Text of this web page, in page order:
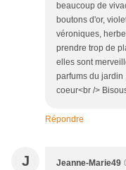
beaucoup de
boutons d'or,
véroniques,
prendre trop de
elles sont
parfums du jardin
coeur<br />
Répondre
J Jeanne-Marie49